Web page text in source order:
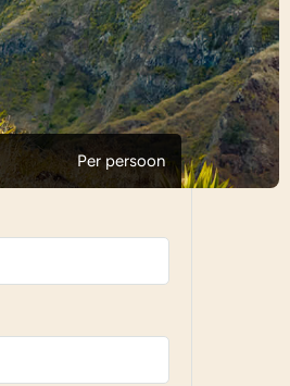
Per persoon